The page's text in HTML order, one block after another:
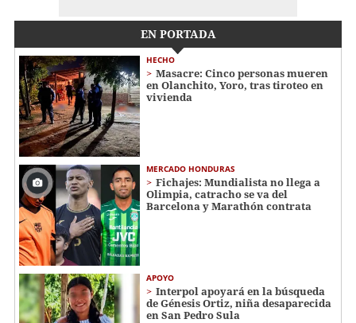
EN PORTADA
HECHO
Masacre: Cinco personas mueren
en Olanchito, Yoro, tras tiroteo en
vivienda
MERCADO HONDURAS
Fichajes: Mundialista no llega a
Olimpia, catracho se va del
Barcelona y Marathón contrata
APOYO
Interpol apoyará en la búsqueda
de Génesis Ortiz, niña desaparecida
en San Pedro Sula